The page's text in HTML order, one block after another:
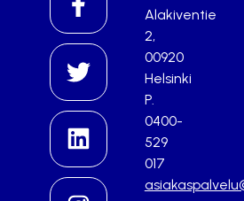
Alakiventie
2,
00920
Helsinki
P.
0400-
529
017